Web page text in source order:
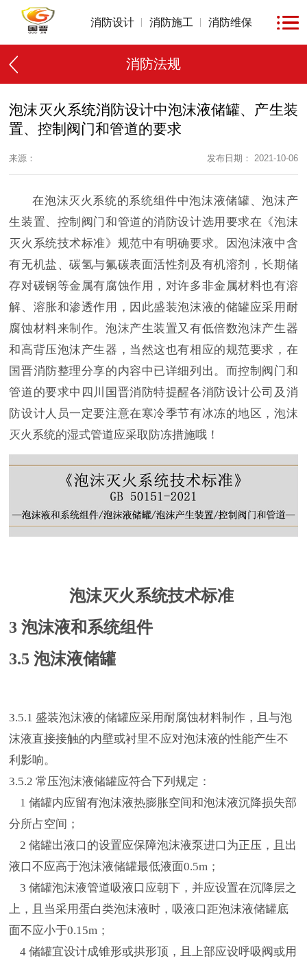
消防设计 消防施工 消防维保
消防法规
泡沫灭火系统消防设计中泡沫液储罐、产生装
置、控制阀门和管道的要求
来源： 发布日期： 2021-10-06
在泡沫灭火系统的系统组件中泡沫液储罐、泡沫产
生装置、控制阀门和管道的消防设计选用要求在《泡沫
灭火系统技术标准》规范中有明确要求。因泡沫液中含
有无机盐、碳氢与氟碳表面活性剂及有机溶剂，长期储
存对碳钢等金属有腐蚀作用，对许多非金属材料也有溶
解、溶胀和渗透作用，因此盛装泡沫液的储罐应采用耐
腐蚀材料来制作。泡沫产生装置又有低倍数泡沫产生器
和高背压泡沫产生器，当然这也有相应的规范要求，在
国晋消防整理分享的内容中已详细列出。而控制阀门和
管道的要求中四川国晋消防特提醒各消防设计公司及消
防设计人员一定要注意在寒冷季节有冰冻的地区，泡沫
灭火系统的湿式管道应采取防冻措施哦！
泡沫灭火系统技术标准
3 泡沫液和系统组件
3.5 泡沫液储罐
3.5.1 盛装泡沫液的储罐应采用耐腐蚀材料制作，且与泡
沫液直接接触的内壁或衬里不应对泡沫液的性能产生不
利影响。
3.5.2 常压泡沫液储罐应符合下列规定：
1 储罐内应留有泡沫液热膨胀空间和泡沫液沉降损失部
分所占空间；
2 储罐出液口的设置应保障泡沫液泵进口为正压，且出
液口不应高于泡沫液储罐最低液面0.5m；
3 储罐泡沫液管道吸液口应朝下，并应设置在沉降层之
上，且当采用蛋白类泡沫液时，吸液口距泡沫液储罐底
面不应小于0.15m；
4 储罐宜设计成锥形或拱形顶，且上部应设呼吸阀或用